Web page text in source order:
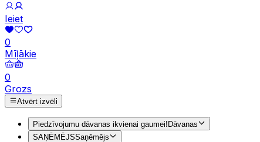
Ieiet
0
Mīļākie
0
Grozs
Atvērt izvēli
Piedzīvojumu dāvanas ikvienai gaumei!Dāvanas
SAŅĒMĒJSSaņēmējs